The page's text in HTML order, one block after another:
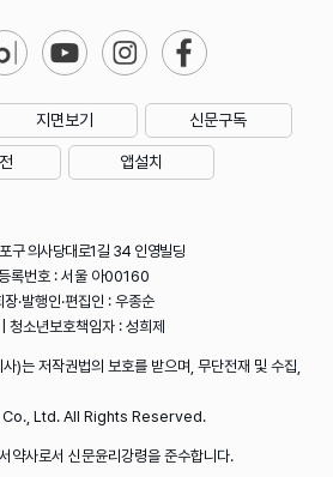
지면보기 신문구독
앱설치
구 의사당대로1길 34 인영빌딩
번호 : 서울 아00160
·발행인·편집인 : 우종순
소년보호책임자 : 성희제
)는 저작권법의 보호를 받으며, 무단전재 및 수집,
Ltd. All Rights Reserved.
약사로서 신문윤리강령을 준수합니다.